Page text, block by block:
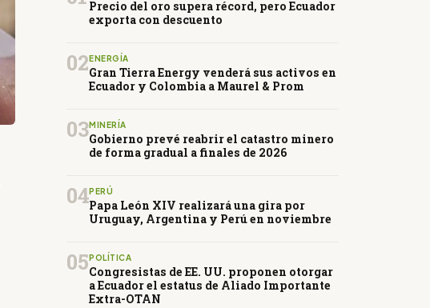
Precio del oro supera récord, pero Ecuador
exporta con descuento
02 ENERGÍA
Gran Tierra Energy venderá sus activos en
Ecuador y Colombia a Maurel & Prom
03MINERÍA
Gobierno prevé reabrir el catastro minero
de forma gradual a finales de 2026
04PERÚ
Papa León XIV realizará una gira por
Uruguay, Argentina y Perú en noviembre
05 POLÍTICA
Congresistas de EE. UU. proponen otorgar
a Ecuador el estatus de Aliado Importante
Extra-OTAN